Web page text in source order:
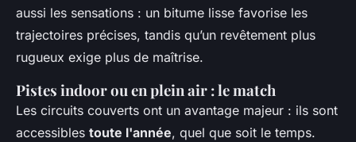
aussi les sensations : un bitume lisse favorise les
trajectoires précises, tandis qu’un revêtement plus
rugueux exige plus de maîtrise.
Pistes indoor ou en plein air : le match
Les circuits couverts ont un avantage majeur : ils sont
accessibles toute l'année, quel que soit le temps.